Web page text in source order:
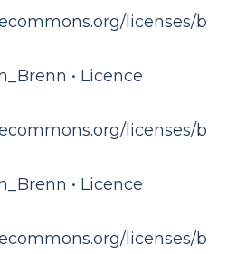
licenses/b
• Licence
licenses/b
• Licence
licenses/b